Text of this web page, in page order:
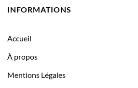
INFORMATIONS
Accueil
À propos
Mentions Légales